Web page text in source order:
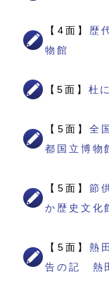
【4面】 歴
物館
【5面】 杜
【5面】全
都国立博物
【5面】節
か歴史文化
【5面】熱
告の記 熱